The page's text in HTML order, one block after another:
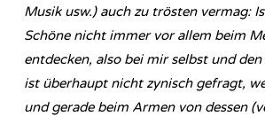
Musik usw.) auch zu trösten vermag:
Schöne nicht immer vor allem beim
entdecken, also bei mir selbst und den
ist überhaupt nicht zynisch gefragt,
und gerade beim Armen von dessen